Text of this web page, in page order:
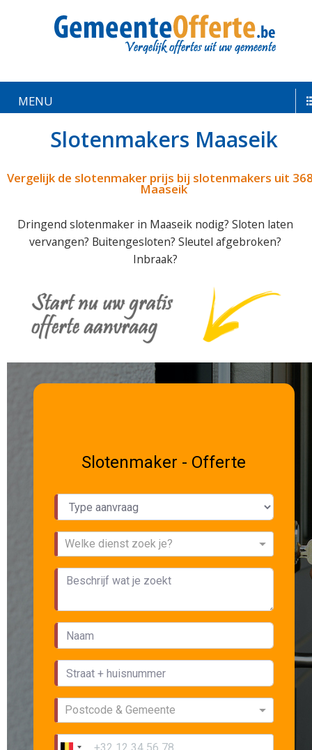
MENU
Slotenmakers Maaseik
Vergelijk de slotenmaker prijs bij slotenmakers uit
Maaseik
Dringend slotenmaker in Maaseik nodig? Sloten laten
vervangen? Buitengesloten? Sleutel afgebroken?
Inbraak?